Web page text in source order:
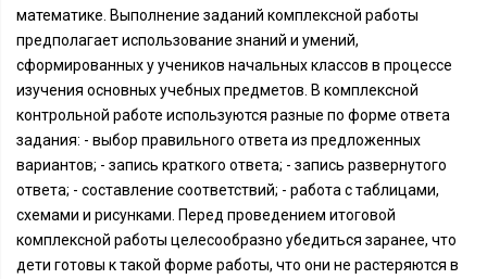
математике. Выполнение заданий комплексной работы
предполагает использование знаний и умений,
сформированных у учеников начальных классов в процессе
изучения основных учебных предметов. В комплексной
контрольной работе используются разные по форме ответа
задания: - выбор правильного ответа из предложенных
вариантов; - запись краткого ответа; - запись развернутого
ответа; - составление соответствий; - работа с таблицами,
схемами и рисунками. Перед проведением итоговой
комплексной работы целесообразно убедиться заранее, что
дети готовы к такой форме работы, что они не растеряются в